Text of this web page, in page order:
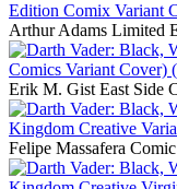
Arthur Adams Limited
Erik M. Gist East Side
Felipe Massafera